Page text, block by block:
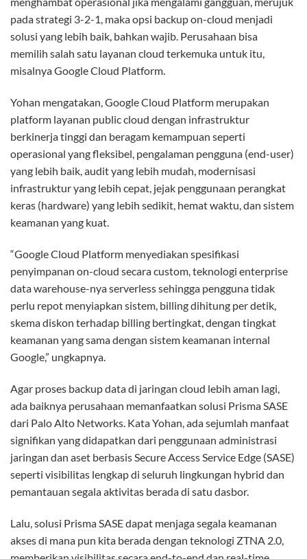
pada strategi 3-2-1, maka opsi backup on-cloud menjadi
solusi yang lebih baik, bahkan wajib. Perusahaan bisa
memilih salah satu layanan cloud terkemuka untuk itu,
misalnya Google Cloud Platform.
Yohan mengatakan, Google Cloud Platform merupakan
platform layanan public cloud dengan infrastruktur
berkinerja tinggi dan beragam kemampuan seperti
operasional yang fleksibel, pengalaman pengguna (end-user)
yang lebih baik, audit yang lebih mudah, modernisasi
infrastruktur yang lebih cepat, jejak penggunaan perangkat
keras (hardware) yang lebih sedikit, hemat waktu, dan sistem
keamanan yang kuat.
“Google Cloud Platform menyediakan spesifikasi
penyimpanan on-cloud secara custom, teknologi enterprise
data warehouse-nya serverless sehingga pengguna tidak
perlu repot menyiapkan sistem, billing dihitung per detik,
skema diskon terhadap billing bertingkat, dengan tingkat
keamanan yang sama dengan sistem keamanan internal
Google,” ungkapnya.
Agar proses backup data di jaringan cloud lebih aman lagi,
ada baiknya perusahaan memanfaatkan solusi Prisma SASE
dari Palo Alto Networks. Kata Yohan, ada sejumlah manfaat
signifikan yang didapatkan dari penggunaan administrasi
jaringan dan aset berbasis Secure Access Service Edge (SASE)
seperti visibilitas lengkap di seluruh lingkungan hybrid dan
pemantauan segala aktivitas berada di satu dasbor.
Lalu, solusi Prisma SASE dapat menjaga segala keamanan
akses di mana pun kita berada dengan teknologi ZTNA 2.0,